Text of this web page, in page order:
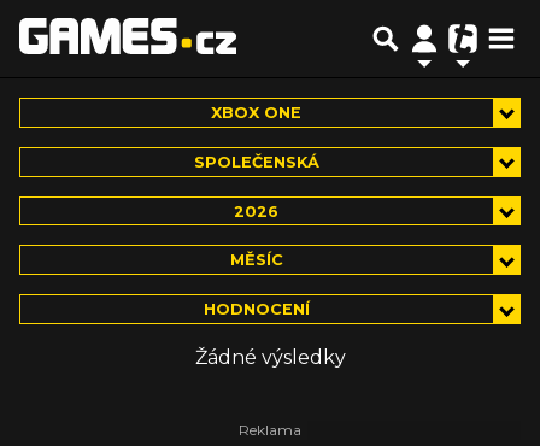
XBOX ONE
SPOLEČENSKÁ
2026
MĚSÍC
HODNOCENÍ
Žádné výsledky